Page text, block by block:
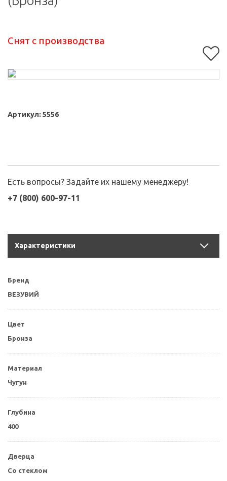
Снят с производства
Артикул: 5556
Есть вопросы? Задайте их нашему менеджеру!
+7 (800) 600-97-11
Характеристики
Бренд
ВЕЗУВИЙ
Цвет
Бронза
Материал
Чугун
Глубина
400
Дверца
Со стеклом